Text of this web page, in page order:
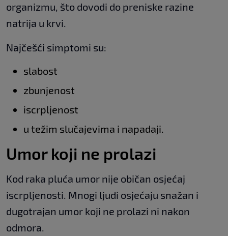
organizmu, što dovodi do preniske razine
natrija u krvi.
Najčešći simptomi su:
slabost
zbunjenost
iscrpljenost
u težim slučajevima i napadaji.
Umor koji ne prolazi
Kod raka pluća umor nije običan osjećaj
iscrpljenosti. Mnogi ljudi osjećaju snažan i
dugotrajan umor koji ne prolazi ni nakon
odmora.